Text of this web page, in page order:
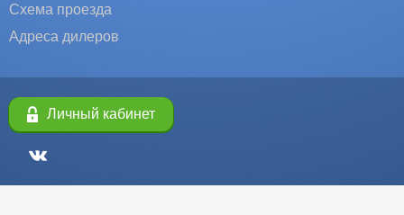
Схема проезда
Адреса дилеров
Личный кабинет